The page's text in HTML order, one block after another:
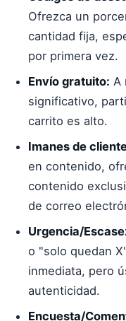
Ofrezca un
cantidad fija,
por primera vez.
Envío gratuito: A
significativo,
carrito es alto.
Imanes de
en contenido,
contenido
de correo
Urgencia/
o "solo quedan
inmediata, pero
autenticidad.
Encuesta/